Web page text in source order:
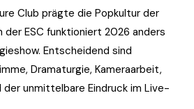
Club prägte die Popkultur der
der ESC funktioniert 2026 anders
Entscheidend sind
Dramaturgie, Kameraarbeit,
der unmittelbare Eindruck im Live-